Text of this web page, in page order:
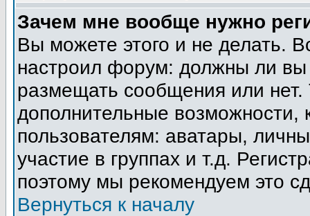
Зачем мне вообще нужно
Вы можете этого и не делать.
настроил форум: должны ли вы
размещать сообщения или
дополнительные
пользователям: аватары,
участие в группах и т.д.
поэтому мы рекомендуем это
Вернуться к началу